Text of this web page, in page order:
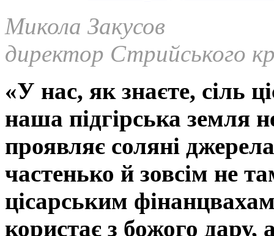
Микола Закусов
директор Стрийського
«У нас, як знаєте, сіль
наша підгірська земля
проявляє соляні
частенько й зовсім не
цісарським
користає з божого